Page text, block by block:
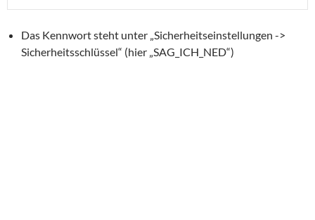
Das Kennwort steht unter „Sicherheitseinstellungen ->
Sicherheitsschlüssel“ (hier „SAG_ICH_NED“)